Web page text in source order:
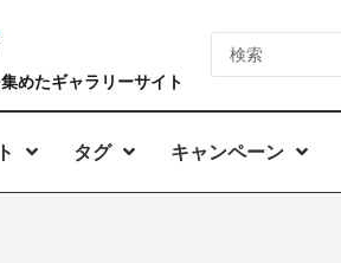
めたギャラリーサイト
タグ キャンペーン